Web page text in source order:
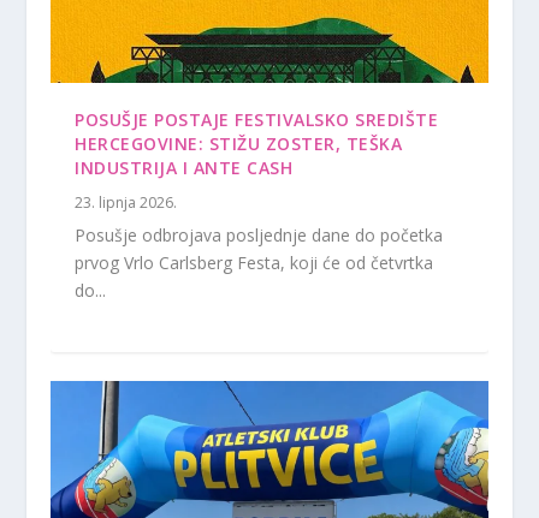
POSUŠJE POSTAJE FESTIVALSKO SREDIŠTE
HERCEGOVINE: STIŽU ZOSTER, TEŠKA
INDUSTRIJA I ANTE CASH
23. lipnja 2026.
Posušje odbrojava posljednje dane do početka
prvog Vrlo Carlsberg Festa, koji će od četvrtka
do...